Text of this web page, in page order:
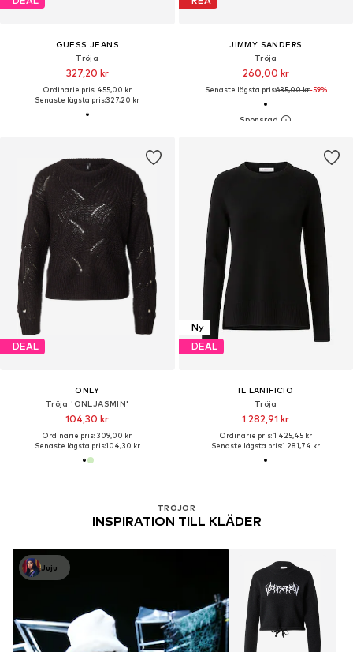
GUESS JEANS
Tröja
327,20 kr
Ordinarie pris: 455,00 kr
Senaste lägsta pris:327,20 kr
JIMMY SANDERS
Tröja
260,00 kr
Senaste lägsta pris:635,00 kr-59%
DEAL
ONLY
Tröja 'ONLJASMIN'
104,30 kr
Ordinarie pris: 309,00 kr
Senaste lägsta pris:104,30 kr
Ny
DEAL
IL LANIFICIO
Tröja
1 282,91 kr
Ordinarie pris: 1 425,45 kr
Senaste lägsta pris:1 281,74 kr
TRÖJOR
INSPIRATION TILL KLÄDER
Juju